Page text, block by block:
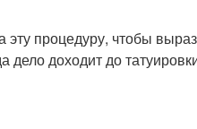
процедуру, чтобы
дело доходит до